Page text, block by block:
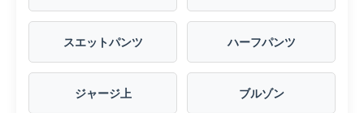
スエットパンツ ハーフパンツ
ジャージ上 ブルゾン